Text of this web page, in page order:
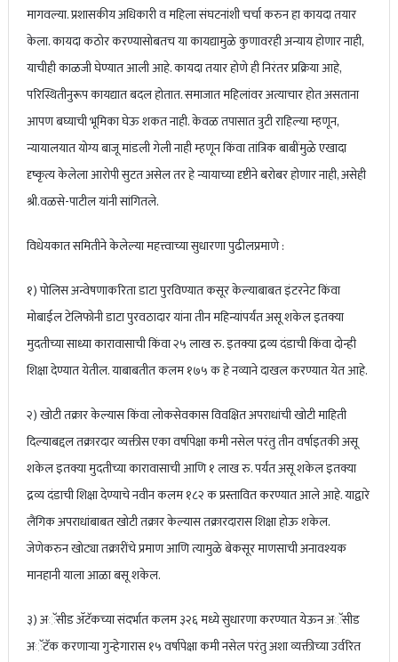
मागवल्या. प्रशासकीय अधिकारी व महिला संघटनांशी चर्चा करुन हा कायदा तयार
केला. कायदा कठोर करण्यासोबतच या कायद्यामुळे कुणावरही अन्याय होणार नाही,
याचीही काळजी घेण्यात आली आहे. कायदा तयार होणे ही निरंतर प्रक्रिया आहे,
परिस्थितीनुरूप ‌कायद्यात बदल होतात. समाजात‌ महिलांवर अत्याचार होत असताना
आपण बघ्याची भूमिका घेऊ शकत नाही. केवळ तपासात त्रुटी राहिल्या म्हणून,
न्यायालयात योग्य बाजू मांडली गेली नाही म्हणून किंवा तांत्रिक बाबींमुळे एखादा
दृष्कृत्य केलेला आरोपी सुटत असेल तर हे न्यायाच्या दृष्टीने बरोबर होणार नाही, असेही
श्री.वळसे-पाटील यांनी सांगितले.
विधेयकात समितीने केलेल्या महत्त्वाच्या सुधारणा पुढीलप्रमाणे :
१) पोलिस अन्वेषणाकरिता डाटा पुरविण्यात कसूर केल्याबाबत इंटरनेट किंवा
मोबाईल टेलिफोनी डाटा पुरवठादार यांना तीन महिन्यांपर्यंत असू शकेल इतक्या
मुदतीच्या साध्या कारावासाची किंवा २५ लाख रु. इतक्या द्रव्य दंडाची किंवा दोन्ही
शिक्षा देण्यात येतील. याबाबतीत कलम १७५ क हे नव्याने दाखल करण्यात येत आहे.
२) खोटी तक्रार केल्यास किंवा लोकसेवकास विवक्षित अपराधांची खोटी माहिती
दिल्याबद्दल तक्रारदार व्यक्तीस एका वर्षापेक्षा कमी नसेल परंतु तीन वर्षाइतकी असू
शकेल इतक्या मुदतीच्या कारावासाची आणि १ लाख रु. पर्यंत असू शकेल इतक्या
द्रव्य दंडाची शिक्षा देण्याचे नवीन कलम १८२ क प्रस्तावित करण्यात आले आहे. याद्वारे
लैंगिक अपराधांबाबत खोटी तक्रार केल्यास तक्रारदारास शिक्षा होऊ शकेल.
जेणेकरुन खोट्या तक्रारींचे प्रमाण आणि त्यामुळे बेकसूर माणसाची अनावश्यक
मानहानी याला आळा बसू शकेल.
३) अॅसीड ॲटॅकच्या संदर्भात कलम ३२६ मध्ये सुधारणा करण्यात येऊन अॅसीड
अॅटॅक करणाऱ्या गुन्हेगारास १५ वर्षापेक्षा कमी नसेल परंतु अशा व्यक्तीच्या उर्वरित